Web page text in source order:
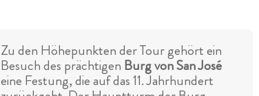
Zu den Höhepunkten der Tour gehört ein
Besuch des prächtigen Burg von San José
eine Festung, die auf das 11. Jahrhundert